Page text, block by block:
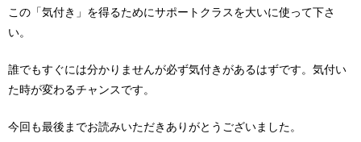
この「気付き」を得るためにサポートクラスを大いに使って下さ
い。
誰でもすぐには分かりませんが必ず気付きがあるはずです。気付い
た時が変わるチャンスです。
今回も最後までお読みいただきありがとうございました。